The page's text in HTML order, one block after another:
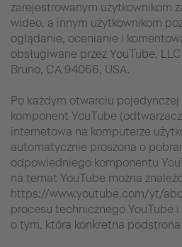
zarejestrowanym użytkownikom
wideo, a innym użytkownikom
oglądanie, ocenianie i
obsługiwane przez YouTube,
Bruno, CA 94066, USA.
Po każdym otwarciu
komponent YouTube
internetowa na komputerze
automatycznie proszona o
odpowiedniego komponentu
na temat YouTube można
https://www.youtube.com/yt/
procesu technicznego YouTube
o tym, która konkretna